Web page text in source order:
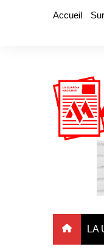
Accueil
LA